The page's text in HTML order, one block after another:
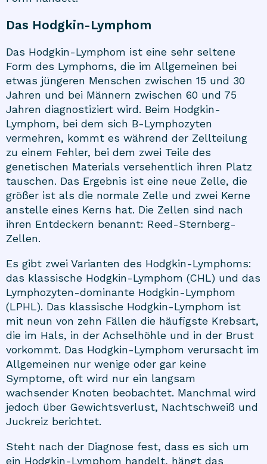
Das Hodgkin-Lymphom
Das Hodgkin-Lymphom ist eine sehr seltene
Form des Lymphoms, die im Allgemeinen bei
etwas jüngeren Menschen zwischen 15 und 30
Jahren und bei Männern zwischen 60 und 75
Jahren diagnostiziert wird. Beim Hodgkin-
Lymphom, bei dem sich B-Lymphozyten
vermehren, kommt es während der Zellteilung
zu einem Fehler, bei dem zwei Teile des
genetischen Materials versehentlich ihren Platz
tauschen. Das Ergebnis ist eine neue Zelle, die
größer ist als die normale Zelle und zwei Kerne
anstelle eines Kerns hat. Die Zellen sind nach
ihren Entdeckern benannt: Reed-Sternberg-
Zellen.
Es gibt zwei Varianten des Hodgkin-Lymphoms:
das klassische Hodgkin-Lymphom (CHL) und das
Lymphozyten-dominante Hodgkin-Lymphom
(LPHL). Das klassische Hodgkin-Lymphom ist
mit neun von zehn Fällen die häufigste Krebsart,
die im Hals, in der Achselhöhle und in der Brust
vorkommt. Das Hodgkin-Lymphom verursacht im
Allgemeinen nur wenige oder gar keine
Symptome, oft wird nur ein langsam
wachsender Knoten beobachtet. Manchmal wird
jedoch über Gewichtsverlust, Nachtschweiß und
Juckreiz berichtet.
Steht nach der Diagnose fest, dass es sich um
ein Hodgkin-Lymphom handelt, hängt das